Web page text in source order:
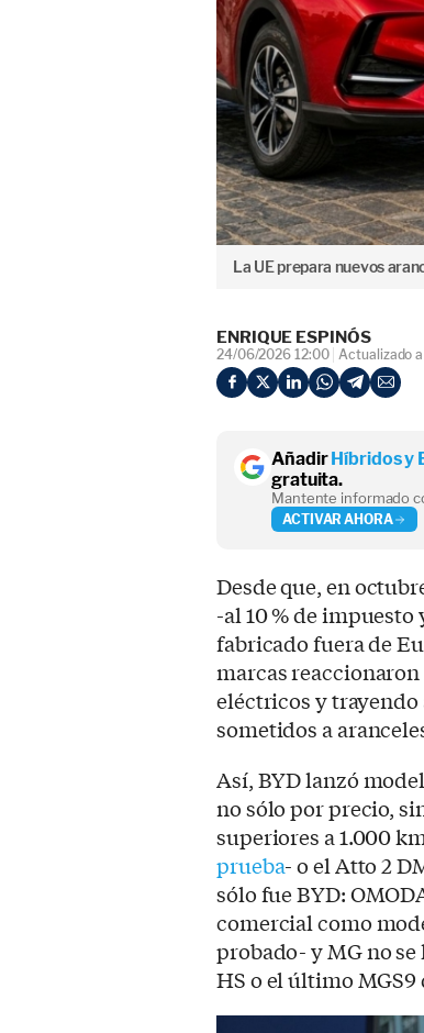
La UE prepara nuevos
ENRIQUE ESPINÓS
24/06/2026 12:00 Actualizado
Añadir Híbridos y
gratuita.
Mantente informado
ACTIVAR AHORA
Desde que, en
-al 10 % de
fabricado fuera de
marcas
eléctricos y
sometidos a
Así, BYD lanzó
no sólo por precio,
superiores a 1.000
prueba- o el Atto 2
sólo fue BYD:
comercial como
probado- y MG no
HS o el último MGS9